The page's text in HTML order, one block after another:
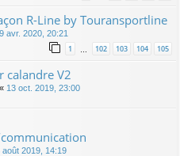
R-Line by Touransportline
avr. 2020, 20:21
1 102 103 104 105
calandre V2
« 13 oct. 2019, 23:00
août 2019, 14:19